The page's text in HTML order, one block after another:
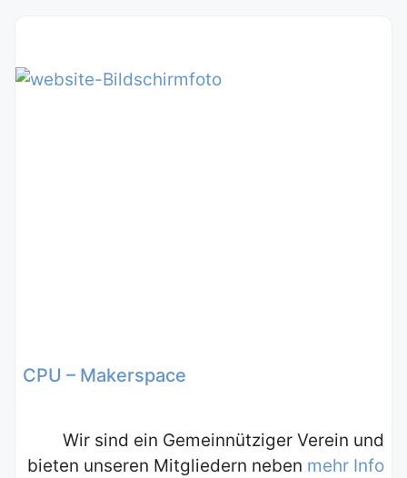
CPU – Makerspace
Wir sind ein Gemeinnütziger Verein und
bieten unseren Mitgliedern neben mehr Info